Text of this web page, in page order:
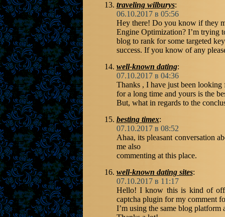
traveling wilburys:
06.10.2017 в 05:56
Hey there! Do you know if they
Engine Optimization? I’m trying
blog to rank for some targeted
success. If you know of any
well-known dating:
07.10.2017 в 04:36
Thanks , I have just been
for a long time and yours is the
But, what in regards to the
besting timex:
07.10.2017 в 08:52
Ahaa, its pleasant conversation
me also
commenting at this place.
well-known dating sites:
07.10.2017 в 11:17
Hello! I know this is kind of
captcha plugin for my comment
I’m using the same blog